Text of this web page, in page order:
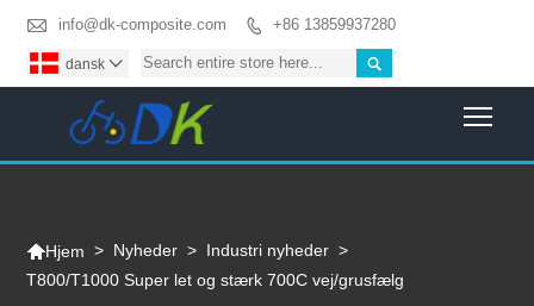
 info@dk-composite.com  +86 13859937280

dansk 
Hjem > Nyheder > Industri nyheder >
T800/T1000 Super let og stærk 700C vej/grusfælg